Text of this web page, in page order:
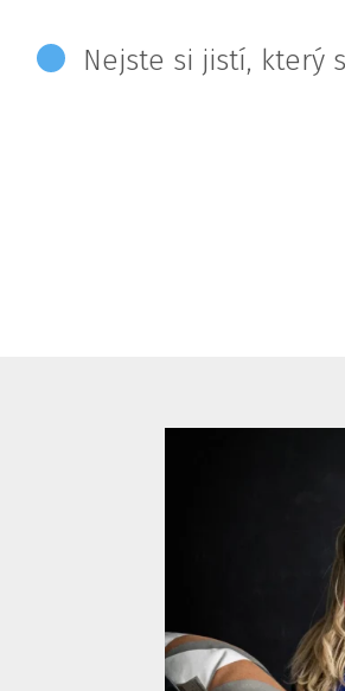
Nejste si jistí, který